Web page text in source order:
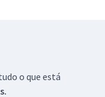
o que está